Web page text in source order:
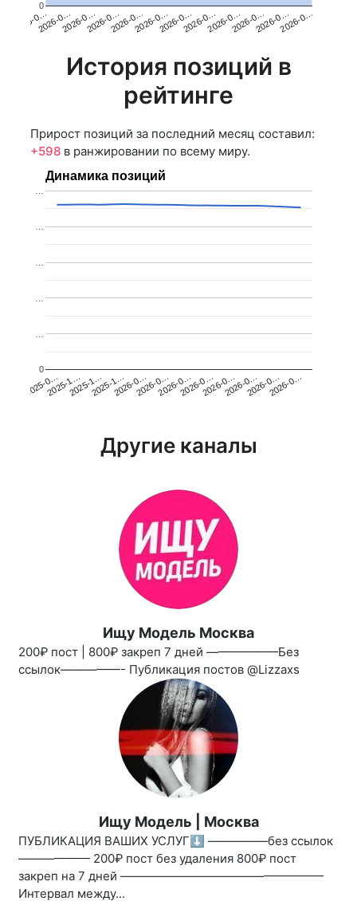
2026-0…2026-0…2026-0…2026-0…2026-0…2026-0…2026-0…2026-0…2026-0…2026-0…2026-0…2026-0…
0
История позиций в
рейтинге
Прирост позиций за последний месяц составил:
+598 в ранжировании по всему миру.
Динамика позиций
2025-0…2025-1…2025-1…2025-1…2026-0…2026-0…2026-0…2026-0…2026-0…2026-0…2026-0…2026-0…
0
…
…
Другие каналы
Ищу Модель Москва
200₽ пост | 800₽ закреп 7 дней ——————Без
ссылок—————- Публикация постов @Lizzaxs
Ищу Модель | Москва
ПУБЛИКАЦИЯ ВАШИХ УСЛУГ⬇️ —————без ссылок
—————— 200₽ пост без удаления 800₽ пост
закреп на 7 дней —————————————————
Интервал между...